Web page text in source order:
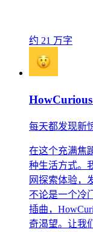
约 21 万字
每天都发现新
在这个充满焦
种生活方式。
网探索体验，
不论是一个冷
插曲，
奇渴望。让我